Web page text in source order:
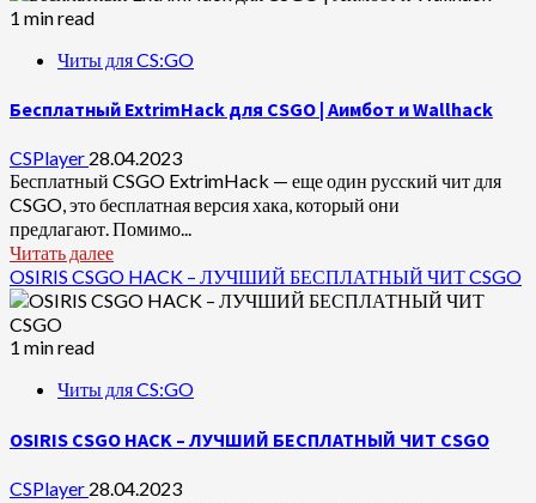
1 min read
Читы для CS:GO
Бесплатный ExtrimHack для CSGO | Аимбот и Wallhack
CSPlayer 28.04.2023
Бесплатный CSGO ExtrimHack — еще один русский чит для
CSGO, это бесплатная версия хака, который они
предлагают. Помимо...
Читать далее
OSIRIS CSGO HACK – ЛУЧШИЙ БЕСПЛАТНЫЙ ЧИТ CSGO
1 min read
Читы для CS:GO
OSIRIS CSGO HACK – ЛУЧШИЙ БЕСПЛАТНЫЙ ЧИТ CSGO
CSPlayer 28.04.2023